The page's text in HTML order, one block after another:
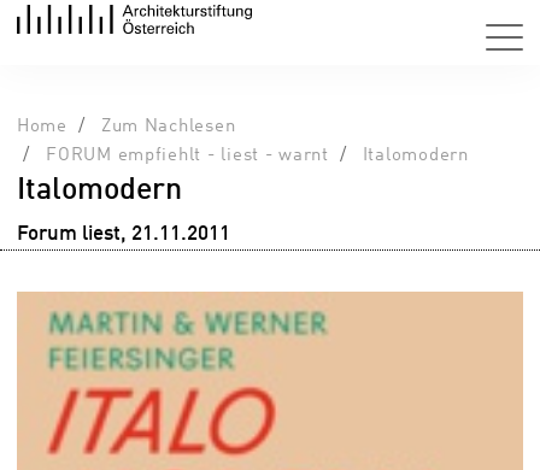
Home
Zum Nachlesen
FORUM empfiehlt - liest - warnt
Italomodern
Italomodern
Forum liest, 21.11.2011